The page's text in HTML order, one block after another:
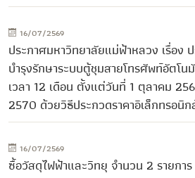
16/07/2569
ประกาศมหาวิทยาลัยแม่ฟ้าหลวง เรื่อง ป
บำรุงรักษาระบบตู้ชุมสายโทรศัพท์อัตโน
เวลา 12 เดือน ตั้งแต่วันที่ 1 ตุลาคม
2570 ด้วยวิธีประกวดราคาอิเล็กทรอนิ
16/07/2569
ซื้อวัสดุไฟฟ้าและวิทยุ จำนวน 2 รายการ